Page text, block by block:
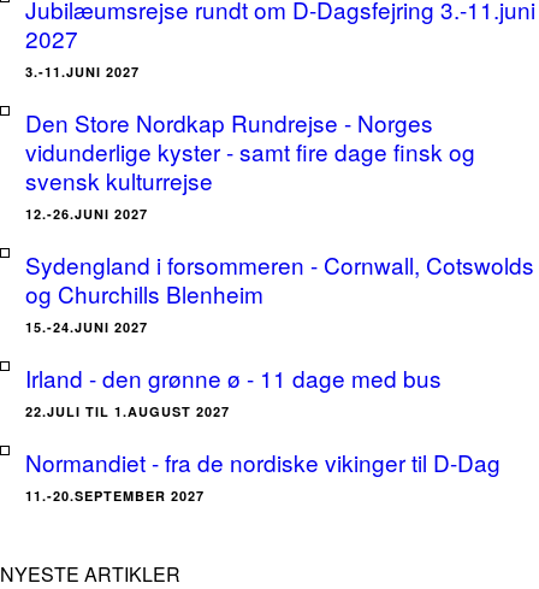
Jubilæumsrejse rundt om D-Dagsfejring 3.-11.juni
2027
3.-11.JUNI 2027
Den Store Nordkap Rundrejse - Norges
vidunderlige kyster - samt fire dage finsk og
svensk kulturrejse
12.-26.JUNI 2027
Sydengland i forsommeren - Cornwall, Cotswolds
og Churchills Blenheim
15.-24.JUNI 2027
Irland - den grønne ø - 11 dage med bus
22.JULI TIL 1.AUGUST 2027
Normandiet - fra de nordiske vikinger til D-Dag
11.-20.SEPTEMBER 2027
NYESTE ARTIKLER